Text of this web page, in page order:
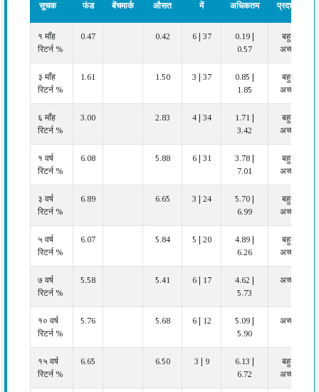
सूचक
फंड बेंचमार्क
औसत
में
अधिकतम
प्रदर्शन
सूचक
औसत
रैंक
न्यूनतम |
अधिकतम
१ माँह
रिटर्न %
0.47 0.42 6 | 37
0.19 |
0.57
बहुत
अच्छा
३ माँह
रिटर्न %
1.61 1.50 3 | 37
0.85 |
1.85
बहुत
अच्छा
६ माँह
रिटर्न %
3.00 2.83 4 | 34
1.71 |
3.42
बहुत
अच्छा
१ वर्ष
रिटर्न %
6.08 5.88 6 | 31
3.78 |
7.01
बहुत
अच्छा
३ वर्ष
रिटर्न %
6.89 6.65 3 | 24
5.70 |
6.99
बहुत
अच्छा
५ वर्ष
रिटर्न %
6.07 5.84 5 | 20
4.89 |
6.26
बहुत
अच्छा
७ वर्ष
रिटर्न %
5.58 5.41 6 | 17
4.62 |
5.73
अच्छा
१० वर्ष
रिटर्न %
5.76 5.68 6 | 12
5.09 |
5.90
अच्छा
१५ वर्ष
रिटर्न %
6.65 6.50 3 | 9
6.13 |
6.72
बहुत
अच्छा